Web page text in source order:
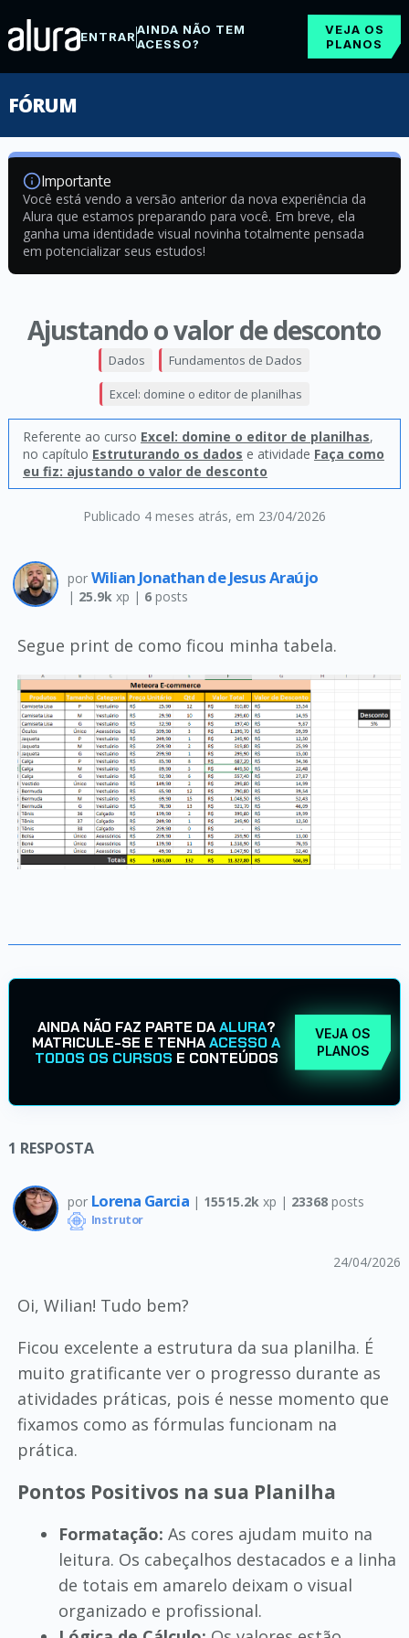
ENTRARAINDA NÃO TEM
ACESSO?
VEJA OS
PLANOS
FÓRUM
Importante
Você está vendo a versão anterior da nova experiência da
Alura que estamos preparando para você. Em breve, ela
ganha uma identidade visual novinha totalmente pensada
em potencializar seus estudos!
Ajustando o valor de desconto
Publicado 4 meses atrás, em 23/04/2026
Dados Fundamentos de Dados
Excel: domine o editor de planilhas
Referente ao curso Excel: domine o editor de planilhas,
no capítulo Estruturando os dados e atividade Faça como
eu fiz: ajustando o valor de desconto
por Wilian Jonathan de Jesus Araújo
| 25.9kxp | 6posts
Segue print de como ficou minha tabela.
AINDA NÃO FAZ PARTE DAALURA?
MATRICULE-SE E TENHAACESSO A
TODOS OS CURSOS E CONTEÚDOS
VEJA OS
PLANOS
1 RESPOSTA
por Lorena Garcia | 15515.2k xp | 23368posts
Instrutor
24/04/2026
Oi, Wilian! Tudo bem?
Ficou excelente a estrutura da sua planilha. É
muito gratificante ver o progresso durante as
atividades práticas, pois é nesse momento que
fixamos como as fórmulas funcionam na
prática.
Pontos Positivos na sua Planilha
Formatação: As cores ajudam muito na
leitura. Os cabeçalhos destacados e a linha
de totais em amarelo deixam o visual
organizado e profissional.